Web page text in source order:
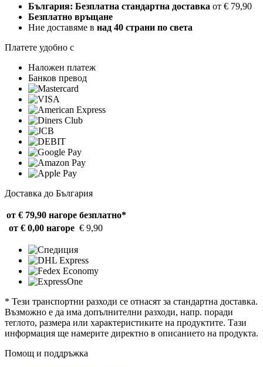
България: Безплатна стандартна доставка от € 79,90
Безплатно връщане
Ние доставяме в над 40 страни по света
Платете удобно с
Наложен платеж
Банков превод
Доставка до България
от € 79,90 нагоре безплатно*
от € 0,00 нагоре € 9,90
* Тези транспортни разходи се отнасят за стандартна доставка.
Възможно е да има допълнителни разходи, напр. поради
теглото, размера или характеристиките на продуктите. Тази
информация ще намерите директно в описанието на продукта.
Помощ и поддръжка